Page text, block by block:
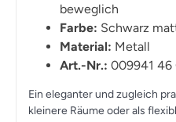
beweglich
Farbe: Schwarz
Material: Metall
Art.-Nr.: 009941 46
Ein eleganter und zugleich
kleinere Räume oder als